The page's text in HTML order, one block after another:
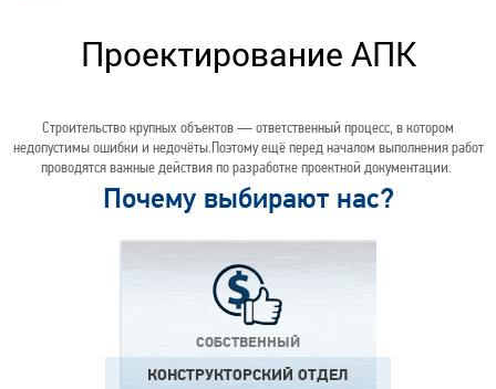
Проектирование АПК
Строительство крупных объектов — ответственный процесс, в котором
недопустимы ошибки и недочёты.Поэтому ещё перед началом выполнения работ
проводятся важные действия по разработке проектной документации.
Почему выбирают нас?
СОБСТВЕННЫЙ
КОНСТРУКТОРСКИЙ ОТДЕЛ